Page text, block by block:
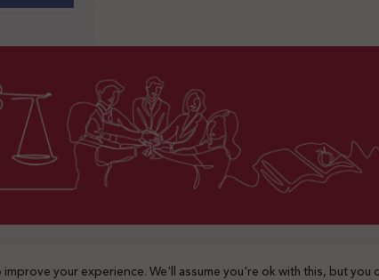
2025 © جميع الحقوق محفوظة
your experience. We'll assume you're ok with this, but you